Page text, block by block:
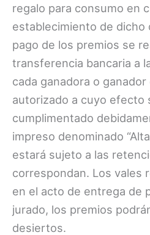
regalo para consumo en
establecimiento de dicho
pago de los premios se
transferencia bancaria a
cada ganadora o
autorizado a cuyo efecto
cumplimentado
impreso denominado
estará sujeto a las
correspondan. Los vales
en el acto de entrega de
jurado, los premios
desiertos.